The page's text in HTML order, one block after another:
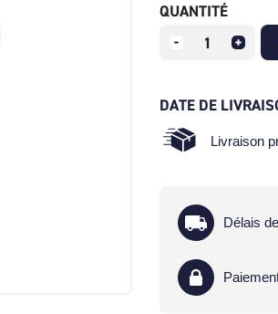
QUANTITÉ
DATE DE
Livraison
Délais